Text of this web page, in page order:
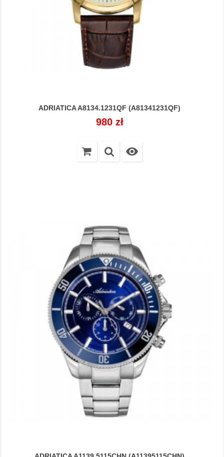
ADRIATICA A8134.1231QF (A81341231QF)
Cena
980 zł
